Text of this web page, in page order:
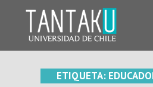
content
ETIQUETA: